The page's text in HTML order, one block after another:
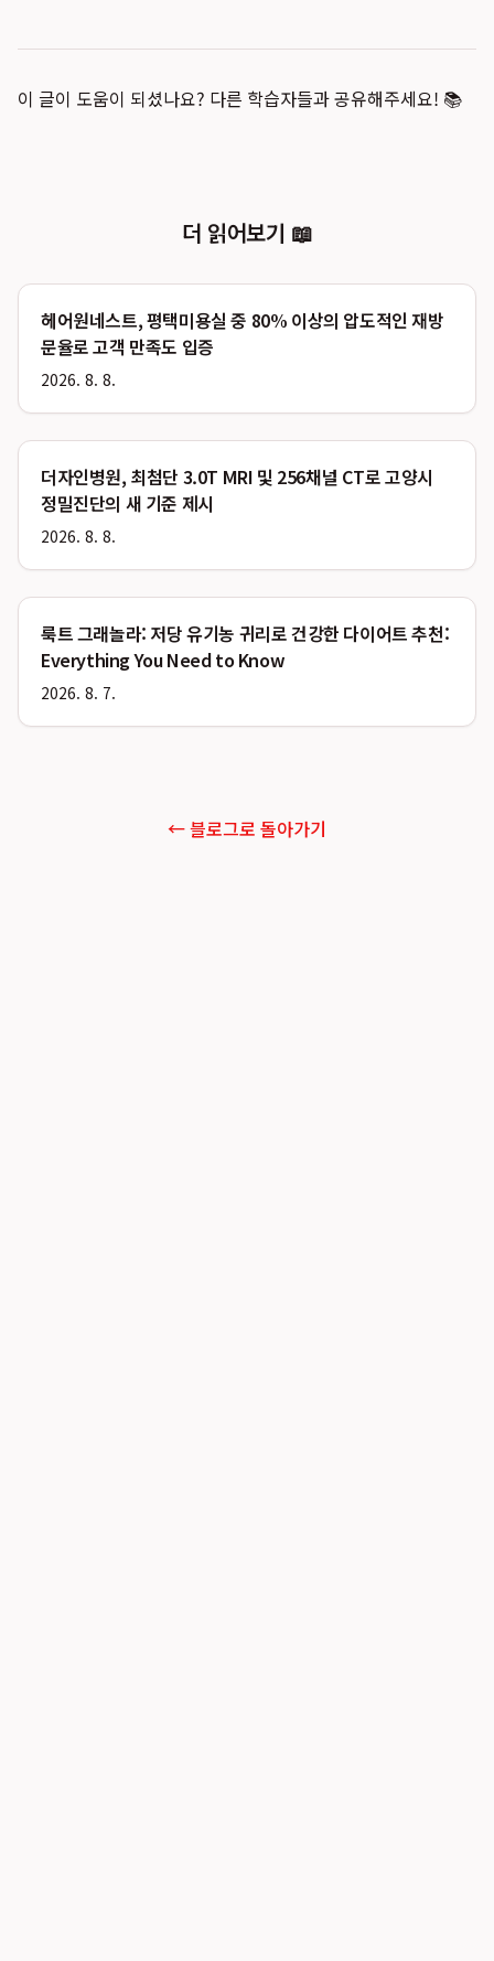
이 글이 도움이 되셨나요? 다른 학습자들과 공유해주세요! 📚
더 읽어보기 📖
헤어원네스트, 평택미용실 중 80% 이상의 압도적인 재방
문율로 고객 만족도 입증
2026. 8. 8.
더자인병원, 최첨단 3.0T MRI 및 256채널 CT로 고양시
정밀진단의 새 기준 제시
2026. 8. 8.
룩트 그래놀라: 저당 유기농 귀리로 건강한 다이어트 추천:
Everything You Need to Know
2026. 8. 7.
← 블로그로 돌아가기